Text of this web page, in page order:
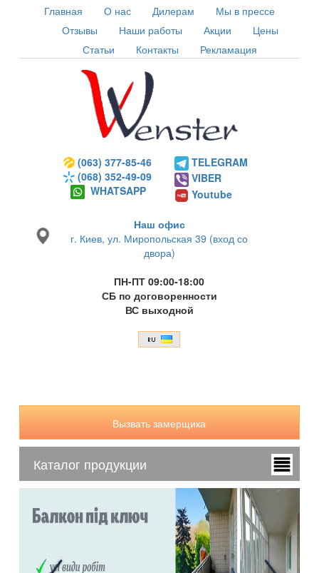
Главная О нас Дилерам
Мы в прессе
Отзывы
Наши работы Акции
Цены
Статьи
Контакты Рекламация
(063) 377-85-46
(068) 352-49-09
WHATSAPP
TELEGRAM
VIBER
Youtube
Наш офис
г. Киев, ул. Миропольская 39 (вход со
двора)
ПН-ПТ 09:00-18:00
СБ по договоренности
ВС выходной
Вызвать замерщика
Каталог продукции